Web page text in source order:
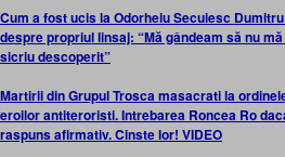
Cum a fost ucis la Odorheiu Secuiesc
despre propriul linsaj: “Mă gândeam să nu
sicriu descoperit”
Martirii din Grupul Trosca masacrati la
eroilor antiteroristi. Intrebarea Roncea Ro
raspuns afirmativ. Cinste lor! VIDEO